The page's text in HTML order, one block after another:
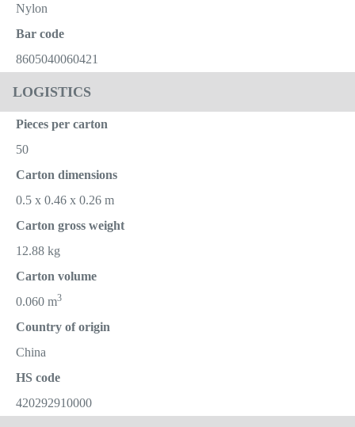
Nylon
Bar code
8605040060421
LOGISTICS
Pieces per carton
50
Carton dimensions
0.5 x 0.46 x 0.26 m
Carton gross weight
12.88 kg
Carton volume
0.060 m3
Country of origin
China
HS code
420292910000